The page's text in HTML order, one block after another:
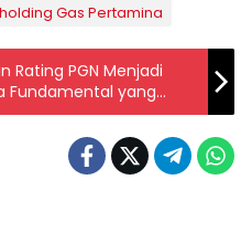
Gas Pertamina
Rating PGN Menjadi
Fundamental yang